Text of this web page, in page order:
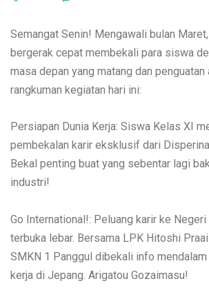
Senin, 02 Maret 2026 12:22:34
299
0
Semangat Senin! Mengawali bulan Maret,
masa depan yang matang dan penguatan
rangkuman kegiatan hari ini:
Persiapan Dunia Kerja: Siswa Kelas XI
Bekal penting buat yang sebentar lagi
industri!
Go International!: Peluang karir ke Negeri